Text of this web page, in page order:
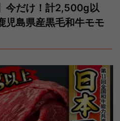
今だけ！計2,500g以
児島県産黒毛和牛モモ